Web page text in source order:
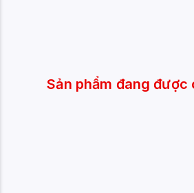
Sản phẩm đang được